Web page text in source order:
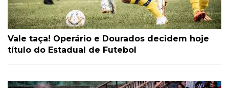
Vale taça! Operário e Dourados decidem hoje
título do Estadual de Futebol